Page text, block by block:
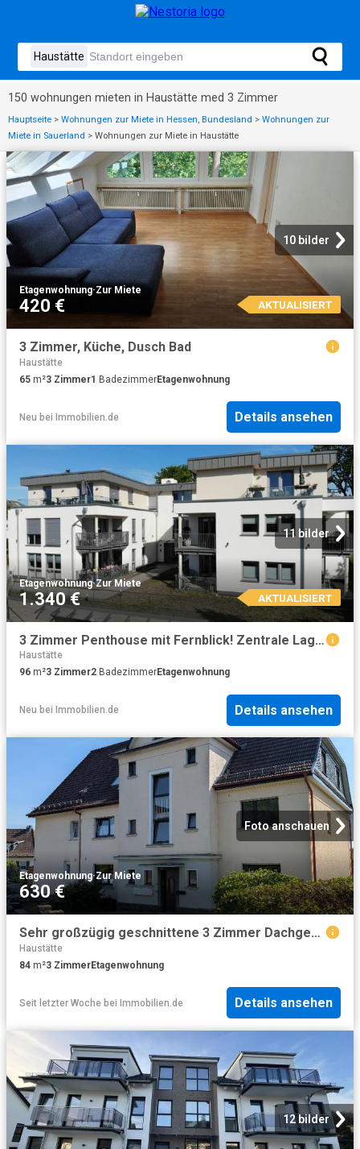
150 wohnungen mieten in Haustätte med 3 Zimmer
Hauptseite > Wohnungen zur Miete in Hessen, Bundesland > Wohnungen zur
Miete in Sauerland > Wohnungen zur Miete in Haustätte
10 bilder
Etagenwohnung·Zur Miete
420 € AKTUALISIERT
3 Zimmer, Küche, Dusch Bad
Haustätte
65 m²3 Zimmer1 BadezimmerEtagenwohnung
Neu bei Immobilien.de Details ansehen
11 bilder
Etagenwohnung·Zur Miete
1.340 € AKTUALISIERT
3 Zimmer Penthouse mit Fernblick! Zentrale Lage Drabenderhöhe, Wiehl, nahe A4, schnell in Köln
Haustätte
96 m²3 Zimmer2 BadezimmerEtagenwohnung
Neu bei Immobilien.de Details ansehen
Foto anschauen
Etagenwohnung·Zur Miete
630 €
Sehr großzügig geschnittene 3 Zimmer Dachgeschosswohnung in zentraler Lage in Gummersbach zu vermieten
Haustätte
84 m²3 ZimmerEtagenwohnung
Seit letzter Woche bei Immobilien.de Details ansehen
12 bilder